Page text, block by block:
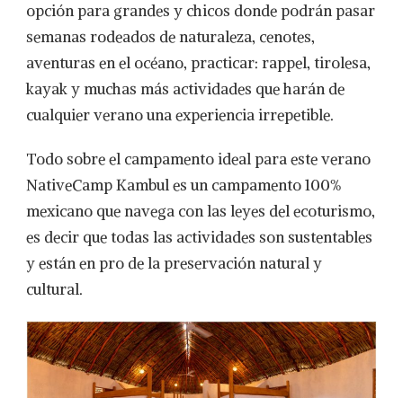
opción para grandes y chicos donde podrán pasar
semanas rodeados de naturaleza, cenotes,
aventuras en el océano, practicar: rappel, tirolesa,
kayak y muchas más actividades que harán de
cualquier verano una experiencia irrepetible.
Todo sobre el campamento ideal para este verano
NativeCamp Kambul es un campamento 100%
mexicano que navega con las leyes del ecoturismo,
es decir que todas las actividades son sustentables
y están en pro de la preservación natural y
cultural.